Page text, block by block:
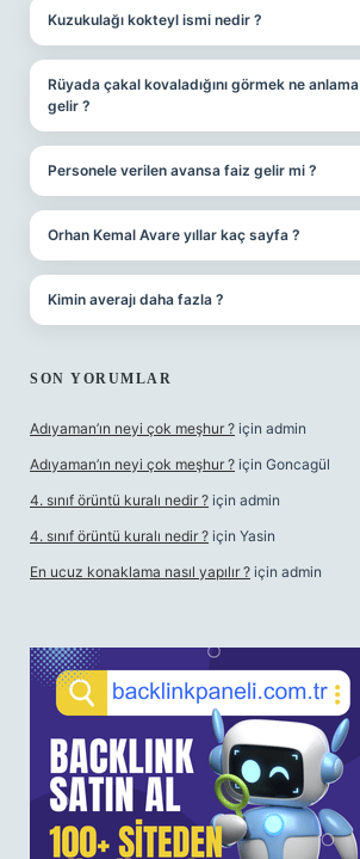
Kuzukulağı kokteyl ismi nedir ?
Rüyada çakal kovaladığını görmek ne anlama
gelir ?
Personele verilen avansa faiz gelir mi ?
Orhan Kemal Avare yıllar kaç sayfa ?
Kimin averajı daha fazla ?
SON YORUMLAR
Adıyaman’ın neyi çok meşhur ? için admin
Adıyaman’ın neyi çok meşhur ? için Goncagül
4. sınıf örüntü kuralı nedir ? için admin
4. sınıf örüntü kuralı nedir ? için Yasin
En ucuz konaklama nasıl yapılır ? için admin